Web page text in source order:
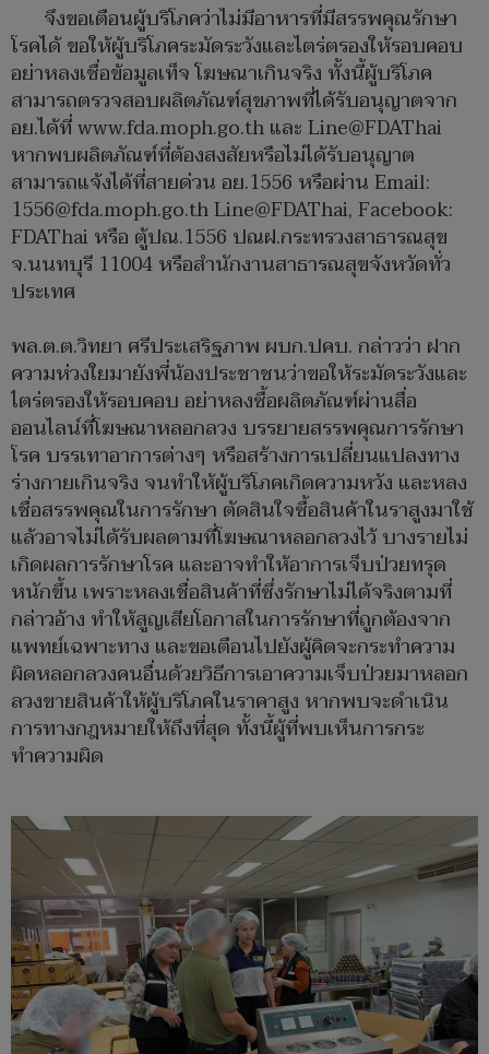
จึงขอเตือนผู้บริโภคว่าไม่มีอาหารที่มีสรรพคุณรักษา
โรคได้ ขอให้ผู้บริโภคระมัดระวังและไตร่ตรองให้รอบคอบ
อย่าหลงเชื่อข้อมูลเท็จ โฆษณาเกินจริง ทั้งนี้ผู้บริโภค
สามารถตรวจสอบผลิตภัณฑ์สุขภาพที่ได้รับอนุญาตจาก
อย.ได้ที่ www.fda.moph.go.th และ Line@FDAThai
หากพบผลิตภัณฑ์ที่ต้องสงสัยหรือไม่ได้รับอนุญาต
สามารถแจ้งได้ที่สายด่วน อย.1556 หรือผ่าน Email:
1556@fda.moph.go.th Line@FDAThai, Facebook:
FDAThai หรือ ตู้ปณ.1556 ปณฝ.กระทรวงสาธารณสุข
จ.นนทบุรี 11004 หรือสำนักงานสาธารณสุขจังหวัดทั่ว
ประเทศ
พล.ต.ต.วิทยา ศรีประเสริฐภาพ ผบก.ปคบ. กล่าวว่า ฝาก
ความห่วงใยมายังพี่น้องประชาชนว่าขอให้ระมัดระวังและ
ไตร่ตรองให้รอบคอบ อย่าหลงซื้อผลิตภัณฑ์ผ่านสื่อ
ออนไลน์ที่โฆษณาหลอกลวง บรรยายสรรพคุณการรักษา
โรค บรรเทาอาการต่างๆ หรือสร้างการเปลี่ยนแปลงทาง
ร่างกายเกินจริง จนทำให้ผู้บริโภคเกิดความหวัง และหลง
เชื่อสรรพคุณในการรักษา ตัดสินใจซื้อสินค้าในราสูงมาใช้
แล้วอาจไม่ได้รับผลตามที่โฆษณาหลอกลวงไว้ บางรายไม่
เกิดผลการรักษาโรค และอาจทำให้อาการเจ็บป่วยทรุด
หนักขึ้น เพราะหลงเชื่อสินค้าที่ซึ่งรักษาไม่ได้จริงตามที่
กล่าวอ้าง ทำให้สูญเสียโอกาสในการรักษาที่ถูกต้องจาก
แพทย์เฉพาะทาง และขอเตือนไปยังผู้คิดจะกระทำความ
ผิดหลอกลวงคนอื่นด้วยวิธีการเอาความเจ็บป่วยมาหลอก
ลวงขายสินค้าให้ผู้บริโภคในราคาสูง หากพบจะดำเนิน
การทางกฎหมายให้ถึงที่สุด ทั้งนี้ผู้ที่พบเห็นการกระ
ทำความผิด